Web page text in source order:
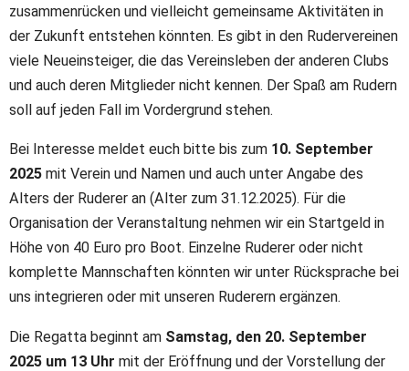
zusammenrücken und vielleicht gemeinsame Aktivitäten in
der Zukunft entstehen könnten. Es gibt in den Rudervereinen
viele Neueinsteiger, die das Vereinsleben der anderen Clubs
und auch deren Mitglieder nicht kennen. Der Spaß am Rudern
soll auf jeden Fall im Vordergrund stehen.
Bei Interesse meldet euch bitte bis zum 10. September
2025 mit Verein und Namen und auch unter Angabe des
Alters der Ruderer an (Alter zum 31.12.2025). Für die
Organisation der Veranstaltung nehmen wir ein Startgeld in
Höhe von 40 Euro pro Boot. Einzelne Ruderer oder nicht
komplette Mannschaften könnten wir unter Rücksprache bei
uns integrieren oder mit unseren Ruderern ergänzen.
Die Regatta beginnt am Samstag, den 20. September
2025 um 13 Uhr mit der Eröffnung und der Vorstellung der